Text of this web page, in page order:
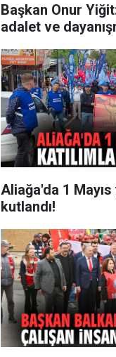
Başkan Onur
adalet ve
Aliağa'da 1 Mayıs
kutlandı!